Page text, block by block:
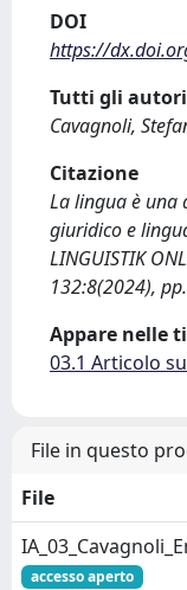
DOI
https://
Tutti gli autori
Cavagnoli,
Citazione
La lingua è una
giuridico e
LINGUISTIK
132:8(2024),
Appare nelle
03.1 Articolo
File in questo
File
accesso aperto